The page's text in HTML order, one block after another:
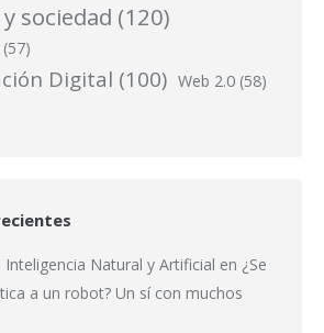
sociedad (120)
(57)
Digital (100) Web 2.0 (58)
Inteligencia Natural y Artificial en ¿Se
a un robot? Un sí con muchos